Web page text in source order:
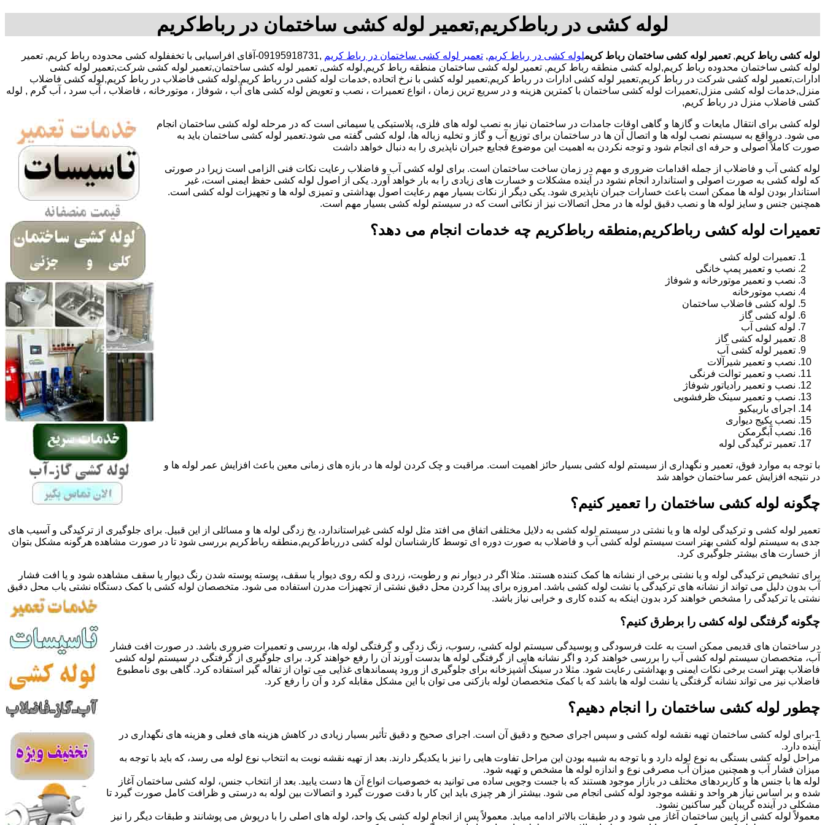
لوله کشی در رباط‌کریم,تعمیر لوله کشی ساختمان در رباط‌کریم
لوله کشی رباط کریم,تعمیر لوله کشی ساختمان رباط کریملوله کشی در رباط کریم, تعمیر لوله کشی ساختمان در رباط کریم
,09195918731-آقای افراسیابی با تخففلوله کشی محدوده رباط کریم, تعمیر
لوله کشی ساختمان محدوده رباط کریم,لوله کشی منطقه رباط کریم, تعمیر لوله کشی ساختمان منطقه رباط کریم,لوله کشی, تعمیر لوله کشی ساختمان,تعمیر لوله کشی شرکت,تعمیر لوله کشی
ادارات,تعمیر لوله کشی شرکت در رباط کریم,تعمیر لوله کشی ادارات در رباط کریم,تعمیر لوله کشی با نرخ اتحاده ,خدمات لوله کشی در رباط کریم,لوله کشی فاضلاب در رباط کریم,لوله کشی فاضلاب
منزل,خدمات لوله کشی منزل,تعمیرات لوله کشی ساختمان با کمترین هزینه و در سریع ترین زمان ، انواع تعمیرات ، نصب و تعویض لوله کشی های آب ، شوفاژ ، موتورخانه ، فاضلاب ، آب سرد ، آب گرم , لوله
کشی فاضلاب منزل در رباط کریم,
لوله کشی برای انتقال مایعات و گازها و گاهی اوقات جامدات در ساختمان نیاز به نصب لوله های فلزی، پلاستیکی یا سیمانی است که در مرحله لوله کشی ساختمان انجام
می شود. درواقع به سیستم نصب لوله ها و اتصال آن ها در ساختمان برای توزیع آب و گاز و تخلیه زباله ها، لوله کشی گفته می شود.تعمیر لوله کشی ساختمان باید به
صورت کاملاً اصولی و حرفه ای انجام شود و توجه نکردن به اهمیت این موضوع فجایع جبران ناپذیری را به دنبال خواهد داشت
لوله کشی آب و فاضلاب از جمله اقدامات ضروری و مهم در زمان ساخت ساختمان است. برای لوله کشی آب و فاضلاب رعایت نکات فنی الزامی است زیرا در صورتی
که لوله کشی به صورت اصولی و استاندارد انجام نشود در آینده مشکلات و خسارت های زیادی را به بار خواهد آورد. یکی از اصول لوله کشی حفظ ایمنی است، غیر
استاندار بودن لوله ها ممکن است باعث خسارات جبران ناپذیری شود. یکی دیگر از نکات بسیار مهم رعایت اصول بهداشتی و تمیزی لوله ها و تجهیزات لوله کشی است.
همچنین جنس و سایز لوله ها و نصب دقیق لوله ها در محل اتصالات نیز از نکاتی است که در سیستم لوله کشی بسیار مهم است.
تعمیرات لوله کشی رباط‌کریم,منطقه رباط‌کریم چه خدمات انجام می دهد؟
تعمیرات لوله کشی
نصب و تعمیر پمپ خانگی
نصب و تعمیر موتورخانه و شوفاژ
نصب موتورخانه
لوله کشی فاضلاب ساختمان
لوله کشی گاز
لوله کشی آب
تعمیر لوله کشی گاز
تعمیر لوله کشی آب
نصب و تعمیر شیرآلات
نصب و تعمیر توالت فرنگی
نصب و تعمیر رادیاتور شوفاژ
نصب و تعمیر سینک ظرفشویی
اجرای باربیکیو
نصب پکیج دیواری
نصب آبگرمکن
تعمیر ترگیدگی لوله
با توجه به موارد فوق، تعمیر و نگهداری از سیستم لوله کشی بسیار حائز اهمیت است. مراقبت و چک کردن لوله ها در بازه های زمانی معین باعث افزایش عمر لوله ها و
در نتیجه افزایش عمر ساختمان خواهد شد
چگونه لوله کشی ساختمان را تعمیر کنیم؟
تعمیر لوله کشی و ترکیدگی لوله ها و یا نشتی در سیستم لوله کشی به دلایل مختلفی اتفاق می افتد مثل لوله کشی غیراستاندارد، یخ زدگی لوله ها و مسائلی از این قبیل. برای جلوگیری از ترکیدگی و آسیب های
جدی به سیستم لوله کشی بهتر است سیستم لوله کشی آب و فاضلاب به صورت دوره ای توسط کارشناسان لوله کشی دررباط‌کریم,منطقه رباط‌کریم بررسی شود تا در صورت مشاهده هرگونه مشکل بتوان
از خسارت های بیشتر جلوگیری کرد.
برای تشخیص ترکیدگی لوله و یا نشتی برخی از نشانه ها کمک کننده هستند. مثلا اگر در دیوار نم و رطوبت، زردی و لکه روی دیوار یا سقف، پوسته پوسته شدن رنگ دیوار یا سقف مشاهده شود و یا افت فشار
آب بدون دلیل می تواند از نشانه های ترکیدگی یا نشت لوله کشی باشد. امروزه برای پیدا کردن محل دقیق نشتی از تجهیزات مدرن استفاده می شود. متخصصان لوله کشی با کمک دستگاه نشتی یاب محل دقیق
نشتی یا ترکیدگی را مشخص خواهند کرد بدون اینکه به کنده کاری و خرابی نیاز باشد.
چگونه گرفتگی لوله کشی را برطرق کنیم؟
در ساختمان های قدیمی ممکن است به علت فرسودگی و پوسیدگی سیستم لوله کشی، رسوب، زنگ زدگی و گرفتگی لوله ها، بررسی و تعمیرات ضروری باشد. در صورت افت فشار
آب، متخصصان سیستم لوله کشی آب را بررسی خواهند کرد و اگر نشانه هایی از گرفتگی لوله ها بدست آورند آن را رفع خواهند کرد. برای جلوگیری از گرفتگی در سیستم لوله کشی
فاضلاب بهتر است برخی نکات ایمنی و بهداشتی رعایت شود. مثلا در سینک آشپزخانه برای جلوگیری از ورود پسماندهای غذایی می توان از تفاله گیر استفاده کرد. گاهی بوی نامطبوع
فاضلاب نیز می تواند نشانه گرفتگی یا نشت لوله ها باشد که با کمک متخصصان لوله بازکنی می توان با این مشکل مقابله کرد و آن را رفع کرد.
چطور لوله کشی ساختمان را انجام دهیم؟
1-برای لوله کشی ساختمان تهیه نقشه لوله کشی و سپس اجرای صحیح و دقیق آن است. اجرای صحیح و دقیق تأثیر بسیار زیادی در کاهش هزینه های فعلی و هزینه های نگهداری در
آینده دارد.
مراحل لوله کشی بستگی به نوع لوله دارد و با توجه به شبیه بودن این مراحل تفاوت هایی را نیز با یکدیگر دارند. بعد از تهیه نقشه نوبت به انتخاب نوع لوله می رسد، که باید با توجه به
میزان فشار آب و همچنین میزان آب مصرفی نوع و اندازه لوله ها مشخص و تهیه شود.
لوله ها با جنس ها و کاربردهای مختلف در بازار موجود هستند که با جست وجویی ساده می توانید به خصوصیات انواع آن ها دست یابید. بعد از انتخاب جنس، لوله کشی ساختمان آغاز
شده و بر اساس نیاز هر واحد و نقشه موجود لوله کشی انجام می شود. بیشتر از هر چیزی باید این کار با دقت صورت گیرد و اتصالات بین لوله به درستی و ظرافت کامل صورت گیرد تا
مشکلی در آینده گریبان گیر ساکنین نشود.
معمولاً لوله کشی از پایین ساختمان آغاز می شود و در طبقات بالاتر ادامه میابد. معمولاً پس از انجام لوله کشی یک واحد، لوله های اصلی را با درپوش می پوشانند و طبقات دیگر را نیز